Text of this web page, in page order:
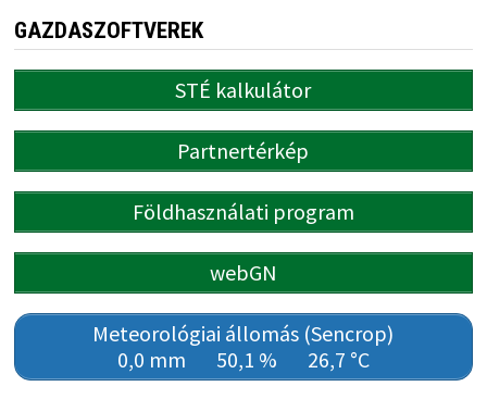
GAZDASZOFTVEREK
STÉ kalkulátor
Partnertérkép
Földhasználati program
webGN
Meteorológiai állomás (Sencrop)
0,0 mm
50,1 % 26,7 °C